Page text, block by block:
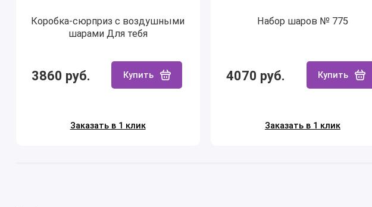
Коробка-сюрприз с воздушными
шарами Для тебя
3860 руб. Купить
Заказать в 1 клик
Набор шаров № 775
4070 руб. Купить
Заказать в 1 клик